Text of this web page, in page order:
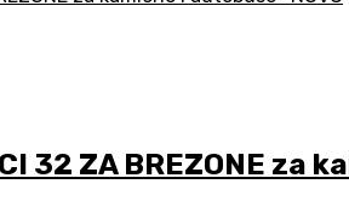
32 ZA BREZONE za